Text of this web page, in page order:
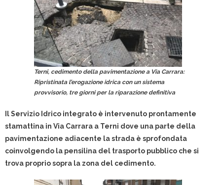
Terni, cedimento della pavimentazione a Via Carrara:
Ripristinata l’erogazione idrica con un sistema
provvisorio, tre giorni per la riparazione definitiva
Il Servizio Idrico integrato è intervenuto prontamente
stamattina in Via Carrara a Terni dove una parte della
pavimentazione adiacente la strada è sprofondata
coinvolgendo la pensilina del trasporto pubblico che si
trova proprio sopra la zona del cedimento.